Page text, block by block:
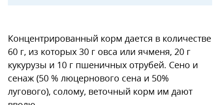
Концентрированный корм дается в количестве
60 г, из которых 30 г овса или ячменя, 20 г
кукурузы и 10 г пшеничных отрубей. Сено и
сенаж (50 % люцернового сена и 50%
лугового), солому, веточный корм им дают